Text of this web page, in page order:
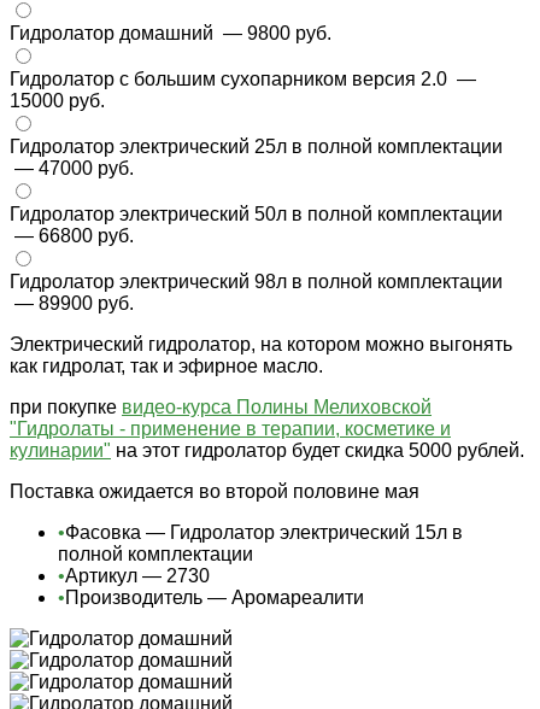
Гидролатор домашний — 9800 руб.
Гидролатор с большим сухопарником версия 2.0 —
15000 руб.
Гидролатор электрический 25л в полной комплектации
— 47000 руб.
Гидролатор электрический 50л в полной комплектации
— 66800 руб.
Гидролатор электрический 98л в полной комплектации
— 89900 руб.
Электрический гидролатор, на котором можно выгонять
как гидролат, так и эфирное масло.
при покупке видео-курса Полины Мелиховской
"Гидролаты - применение в терапии, косметике и
кулинарии" на этот гидролатор будет скидка 5000 рублей.
Поставка ожидается во второй половине мая
•Фасовка — Гидролатор электрический 15л в
полной комплектации
•Артикул — 2730
•Производитель — Аромареалити